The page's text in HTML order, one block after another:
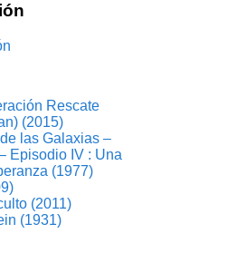
Rescate
(2015)
las Galaxias –
Episodio IV : Una
(1977)
(2011)
(1931)